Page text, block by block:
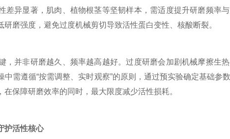
差异显著，肌肉、植物根茎等坚韧样本，需适度提升研磨频率
磨强度，避免过度机械剪切导致活性蛋白变性、核酸断裂。
并非研磨越久、频率越高越好。过度研磨会加剧机械摩擦生
需遵循“按需调整、实时观察”的原则，通过预实验确定基础参
保障研磨效率的同时，最大限度减少活性损耗。
护活性核心